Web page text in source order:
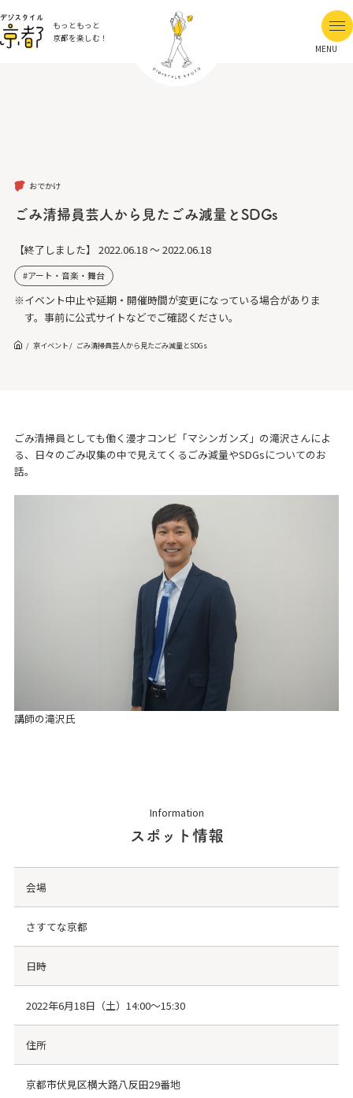
もっともっと
京都を楽しむ！
MENU
おでかけ
ごみ清掃員芸人から見たごみ減量とSDGs
【終了しました】 2022.06.18 ～ 2022.06.18
アート・音楽・舞台
※イベント中止や延期・開催時間が変更になっている場合がありま
す。事前に公式サイトなどでご確認ください。
京イベント ごみ清掃員芸人から見たごみ減量とSDGs
ごみ清掃員としても働く漫才コンビ「マシンガンズ」の滝沢さんによ
る、日々のごみ収集の中で見えてくるごみ減量やSDGsについてのお
話。
講師の滝沢氏
Information
スポット情報
会場
さすてな京都
日時
2022年6月18日（土）14:00～15:30
住所
京都市伏見区横大路八反田29番地